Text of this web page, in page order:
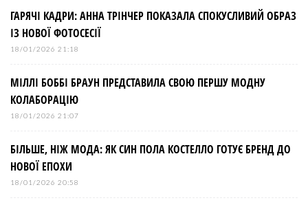
ГАРЯЧІ КАДРИ: АННА ТРІНЧЕР ПОКАЗАЛА СПОКУСЛИВИЙ ОБРАЗ
ІЗ НОВОЇ ФОТОСЕСІЇ
18/01/2026 21:18
МІЛЛІ БОББІ БРАУН ПРЕДСТАВИЛА СВОЮ ПЕРШУ МОДНУ
КОЛАБОРАЦІЮ
18/01/2026 21:07
БІЛЬШЕ, НІЖ МОДА: ЯК СИН ПОЛА КОСТЕЛЛО ГОТУЄ БРЕНД ДО
НОВОЇ ЕПОХИ
18/01/2026 20:58